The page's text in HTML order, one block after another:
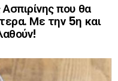
που θα
Με την 5η και